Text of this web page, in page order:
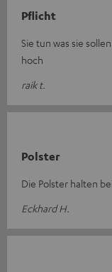
Pflicht
Sie tun was sie
hoch
raik t.
Polster
Die Polster halten
Eckhard H.